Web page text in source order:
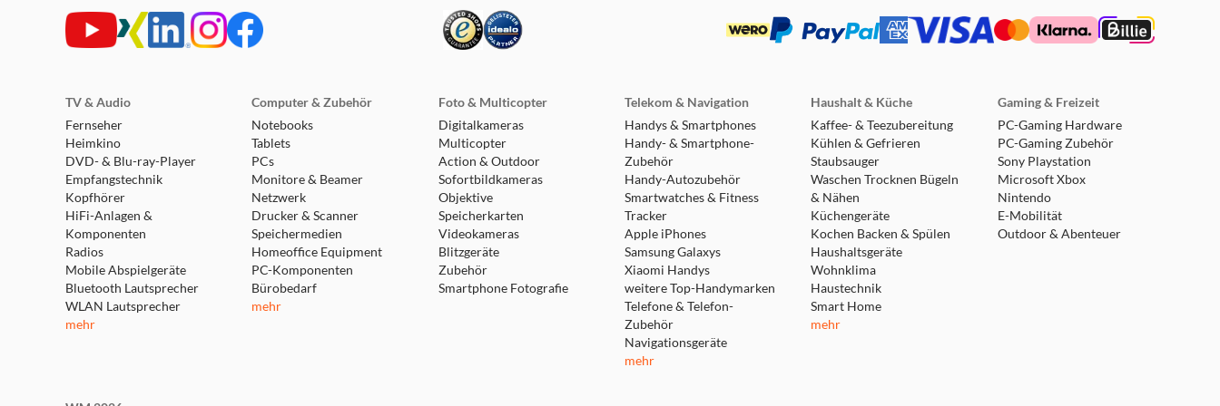
TV & Audio
Fernseher
Heimkino
DVD- & Blu-ray-Player
Empfangstechnik
Kopfhörer
HiFi-Anlagen &
Komponenten
Radios
Mobile Abspielgeräte
Bluetooth Lautsprecher
WLAN Lautsprecher
mehr
Computer & Zubehör
Notebooks
Tablets
PCs
Monitore & Beamer
Netzwerk
Drucker & Scanner
Speichermedien
Homeoffice Equipment
PC-Komponenten
Bürobedarf
mehr
Foto & Multicopter
Digitalkameras
Multicopter
Action & Outdoor
Sofortbildkameras
Objektive
Speicherkarten
Videokameras
Blitzgeräte
Zubehör
Smartphone Fotografie
Telekom & Navigation
Handys & Smartphones
Handy- & Smartphone-
Zubehör
Handy-Autozubehör
Smartwatches & Fitness
Tracker
Apple iPhones
Samsung Galaxys
Xiaomi Handys
weitere Top-Handymarken
Telefone & Telefon-
Zubehör
Navigationsgeräte
mehr
Haushalt & Küche
Kaffee- & Teezubereitung
Kühlen & Gefrieren
Staubsauger
Waschen Trocknen Bügeln
& Nähen
Küchengeräte
Kochen Backen & Spülen
Haushaltsgeräte
Wohnklima
Haustechnik
Smart Home
mehr
Gaming & Freizeit
PC-Gaming Hardware
PC-Gaming Zubehör
Sony Playstation
Microsoft Xbox
Nintendo
E-Mobilität
Outdoor & Abenteuer